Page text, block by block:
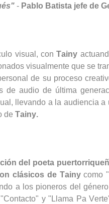
- Pablo Batista jefede
visual, conTainy
visualmente que se
de su proceso
de audio de última
llevando a la audiencia a
de Tainy.
del poeta
clásicos de Tainycomo
a los pioneros del género
y "Llama Pa